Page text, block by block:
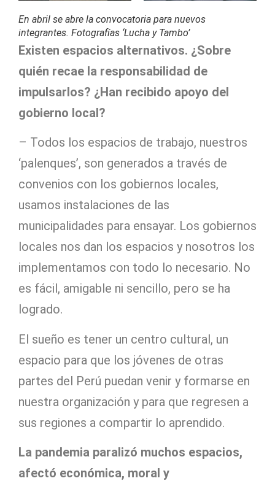
En abril se abre la convocatoria para nuevos
integrantes. Fotografías ‘Lucha y Tambo’
Existen espacios alternativos. ¿Sobre
quién recae la responsabilidad de
impulsarlos? ¿Han recibido apoyo del
gobierno local?
– Todos los espacios de trabajo, nuestros
‘palenques’, son generados a través de
convenios con los gobiernos locales,
usamos instalaciones de las
municipalidades para ensayar. Los gobiernos
locales nos dan los espacios y nosotros los
implementamos con todo lo necesario. No
es fácil, amigable ni sencillo, pero se ha
logrado.
El sueño es tener un centro cultural, un
espacio para que los jóvenes de otras
partes del Perú puedan venir y formarse en
nuestra organización y para que regresen a
sus regiones a compartir lo aprendido.
La pandemia paralizó muchos espacios,
afectó económica, moral y